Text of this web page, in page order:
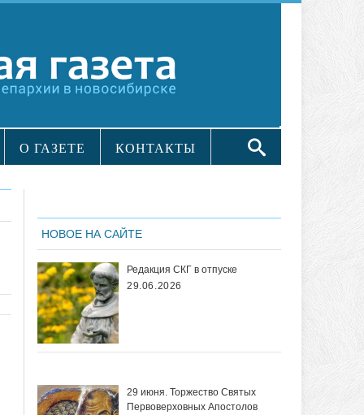
О ГАЗЕТЕ КОНТАКТЫ
НОВОЕ НА САЙТЕ
Редакция СКГ в отпуске
29.06.2026
29 июня. Торжество Святых
Первоверховных Апостолов